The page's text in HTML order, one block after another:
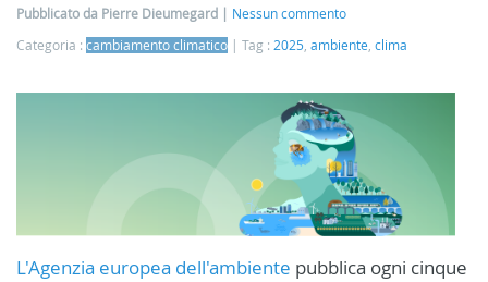
Pubblicato da Pierre Dieumegard
Nessun commento
Categoria : cambiamento climatico Tag : 2025 ambiente clima
L'Agenzia europea dell'ambiente pubblica ogni cinque